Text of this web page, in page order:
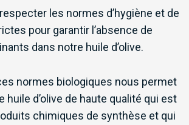
les normes d’hygiène et de
pour garantir l’absence de
dans notre huile d’olive.
normes biologiques nous permet
huile d’olive de haute qualité qui est
chimiques de synthèse et qui